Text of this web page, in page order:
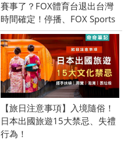
賽事了？FOX體育台退出台灣
時間確定！停播、FOX Sports
【旅日注意事項】入境隨俗！
日本出國旅遊15大禁忌、失禮
行為！